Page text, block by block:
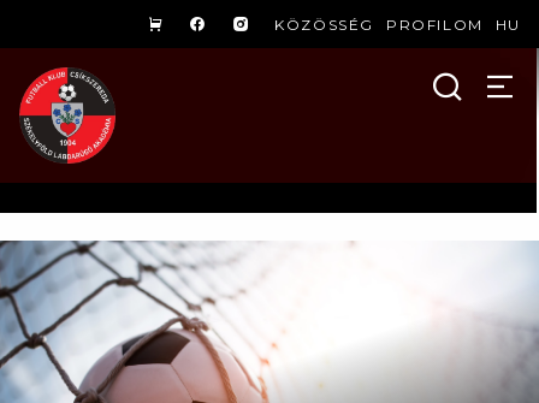
KÖZÖSSÉG PROFILOM HU